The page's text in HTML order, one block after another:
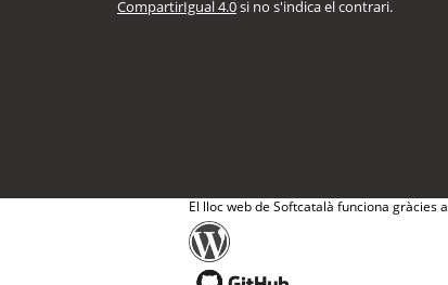
CompartirIgual 4.0si no s'indica el contrari.
El lloc web de Softcatalà funciona gràcies a